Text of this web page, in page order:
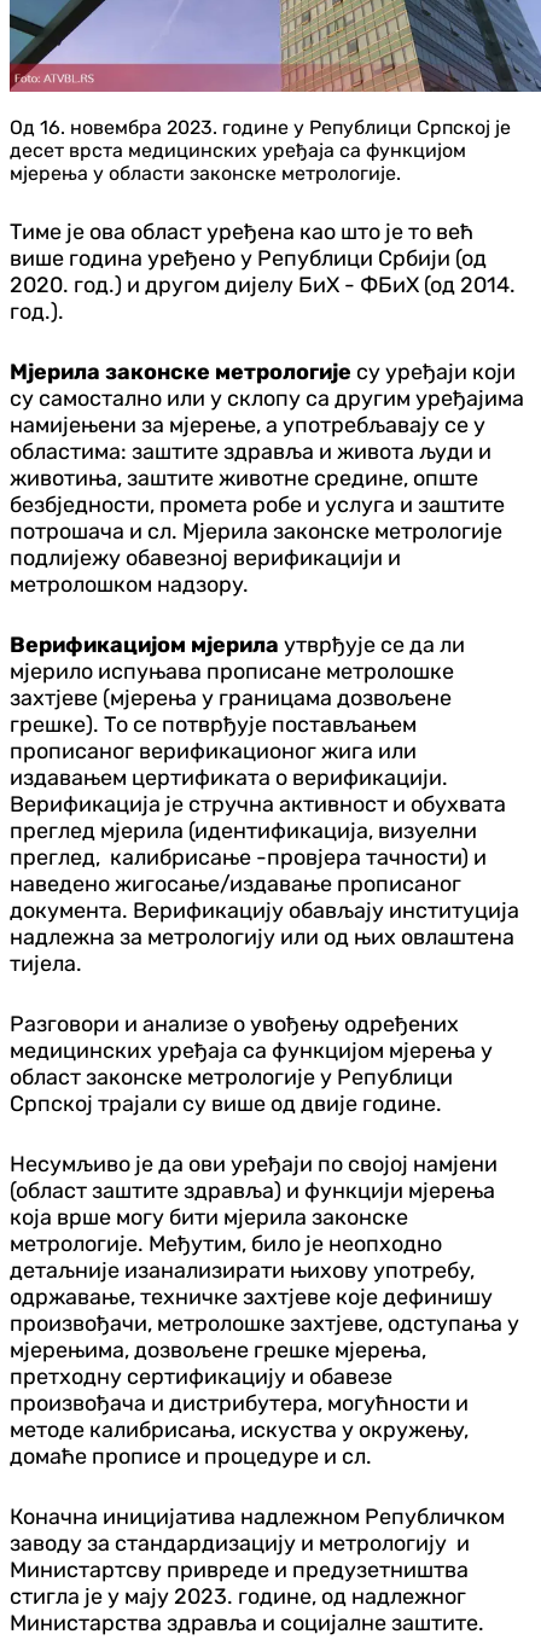
Од 16. новембра 2023. године у Републици Српској је
десет врста медицинских уређаја са функцијом
мјерења у области законске метрологије.
Тиме је ова област уређена као што је то већ
више година уређено у Републици Србији (од
2020. год.) и другом дијелу БиХ - ФБиХ (од 2014.
год.).
Мјерила законске метрологије су уређаји који
су самостално или у склопу са другим уређајима
намијењени за мјерење, а употребљавају се у
областима: заштите здравља и живота људи и
животиња, заштите животне средине, опште
безбједности, промета робе и услуга и заштите
потрошача и сл. Мјерила законске метрологије
подлијежу обавезној верификацији и
метролошком надзору.
Вeрификaциjом мjeрила утврђуje се дa ли
мjeрилo испуњaвa прoписaнe метролошке
зaхтjeвe (мјерења у границама дозвољене
грешке). То се потврђује постављањем
прописаног верификационог жига или
издавањем цертификата о верификацији.
Верификација је стручна активност и обухвата
преглед мјерила (идентификација, визуелни
преглед, калибрисање -провјера тачности) и
наведено жигосање/издавање прописаног
документа. Верификацију обављају институција
надлежна за метрологију или од њих овлаштена
тијела.
Разговори и анализе о увођењу одређених
медицинских уређаја са функцијом мјерења у
област законске метрологије у Републици
Српској трајали су више од двије године.
Несумљиво је да ови уређаји по својој намјени
(област заштите здравља) и функцији мјерења
која врше могу бити мјерила законске
метрологије. Међутим, било је неопходно
детаљније изанализирати њихову употребу,
одржавање, техничке захтјеве које дефинишу
произвођачи, метролошке захтјеве, одступања у
мјерењима, дозвољене грешке мјерења,
претходну сертификацију и обавезе
произвођача и дистрибутера, могућности и
методе калибрисања, искуства у окружењу,
домаће прописе и процедуре и сл.
Коначна иницијатива надлежном Републичком
заводу за стандардизацију и метрологију и
Министартсву привреде и предузетништва
стигла је у мају 2023. године, од надлежног
Министарства здравља и социјалне заштите.